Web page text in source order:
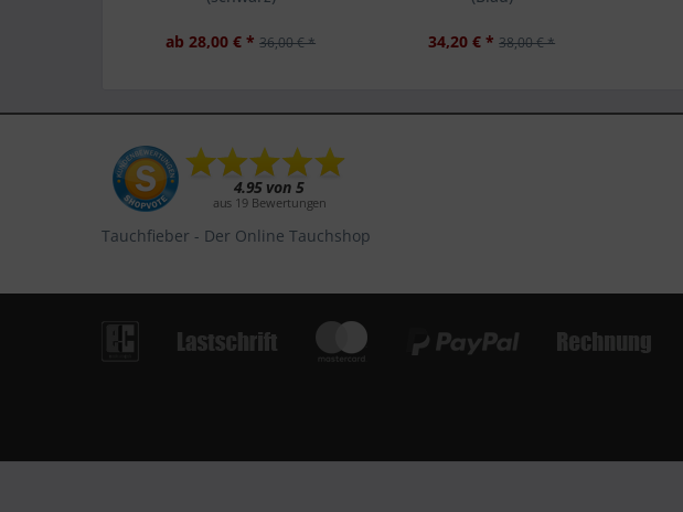
ab 28,00 € * 36,00 € * 34,20 € * 38,00 € *
Tauchfieber - Der Online Tauchshop